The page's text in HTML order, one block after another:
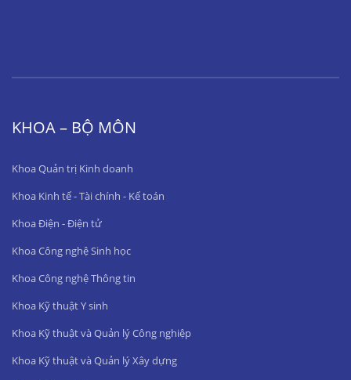
KHOA – BỘ MÔN
Khoa Quản trị Kinh doanh
Khoa Kinh tế - Tài chính - Kế toán
Khoa Điện - Điện tử
Khoa Công nghệ Sinh học
Khoa Công nghệ Thông tin
Khoa Kỹ thuật Y sinh
Khoa Kỹ thuật và Quản lý Công nghiệp
Khoa Kỹ thuật và Quản lý Xây dựng